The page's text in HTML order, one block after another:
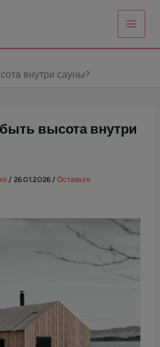
внутри сауны?
высота внутри
/ 26.01.2026/Оставьте